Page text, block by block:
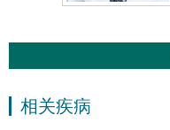
相关疾病